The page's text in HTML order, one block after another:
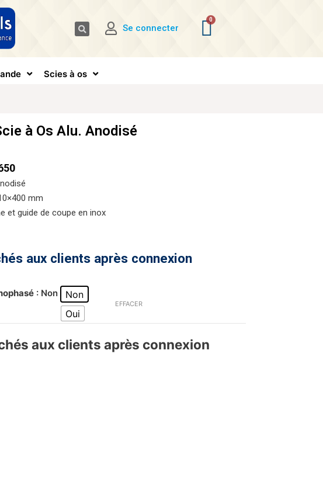
Se connecter
Scies à os
à Os Alu. Anodisé
mm
et guide de coupe en inox
aux clients après connexion
: Non
Non
Oui
EFFACER
aux clients après connexion